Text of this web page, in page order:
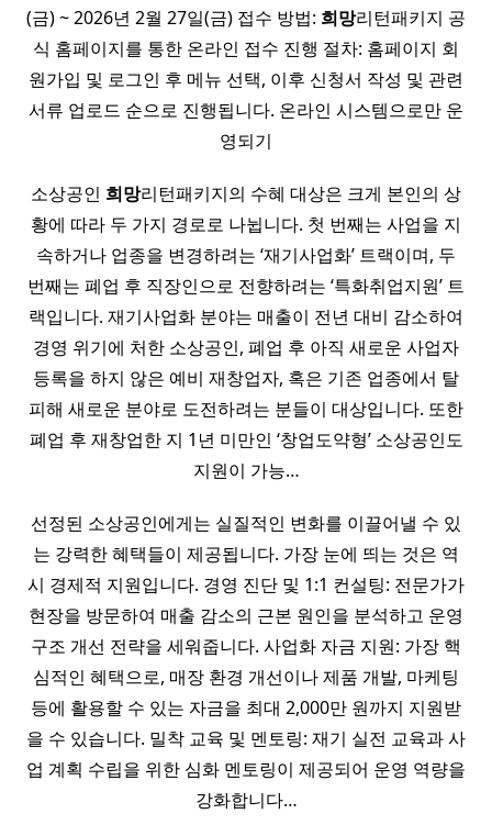
(금) ~ 2026년 2월 27일(금) 접수 방법: 희망리턴패키지 공
식 홈페이지를 통한 온라인 접수 진행 절차: 홈페이지 회
원가입 및 로그인 후 메뉴 선택, 이후 신청서 작성 및 관련
서류 업로드 순으로 진행됩니다. 온라인 시스템으로만 운
영되기
소상공인 희망리턴패키지의 수혜 대상은 크게 본인의 상
황에 따라 두 가지 경로로 나뉩니다. 첫 번째는 사업을 지
속하거나 업종을 변경하려는 ‘재기사업화’ 트랙이며, 두
번째는 폐업 후 직장인으로 전향하려는 ‘특화취업지원’ 트
랙입니다. 재기사업화 분야는 매출이 전년 대비 감소하여
경영 위기에 처한 소상공인, 폐업 후 아직 새로운 사업자
등록을 하지 않은 예비 재창업자, 혹은 기존 업종에서 탈
피해 새로운 분야로 도전하려는 분들이 대상입니다. 또한
폐업 후 재창업한 지 1년 미만인 ‘창업도약형’ 소상공인도
지원이 가능…
선정된 소상공인에게는 실질적인 변화를 이끌어낼 수 있
는 강력한 혜택들이 제공됩니다. 가장 눈에 띄는 것은 역
시 경제적 지원입니다. 경영 진단 및 1:1 컨설팅: 전문가가
현장을 방문하여 매출 감소의 근본 원인을 분석하고 운영
구조 개선 전략을 세워줍니다. 사업화 자금 지원: 가장 핵
심적인 혜택으로, 매장 환경 개선이나 제품 개발, 마케팅
등에 활용할 수 있는 자금을 최대 2,000만 원까지 지원받
을 수 있습니다. 밀착 교육 및 멘토링: 재기 실전 교육과 사
업 계획 수립을 위한 심화 멘토링이 제공되어 운영 역량을
강화합니다…